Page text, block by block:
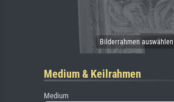
Medium & Keilrahmen
Medium